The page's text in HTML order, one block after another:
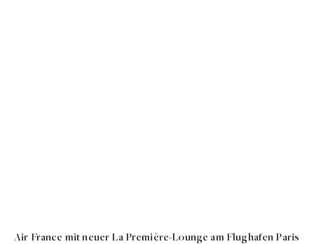
Air France mit neuer La Première-Lounge am Flughafen Paris